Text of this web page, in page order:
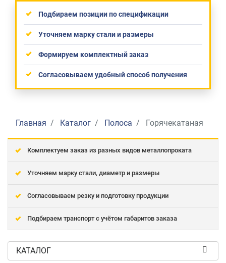
Подбираем позиции по спецификации
Уточняем марку стали и размеры
Формируем комплектный заказ
Согласовываем удобный способ получения
Главная Каталог Полоса Горячекатаная
Комплектуем заказ из разных видов металлопроката
Уточняем марку стали, диаметр и размеры
Согласовываем резку и подготовку продукции
Подбираем транспорт с учётом габаритов заказа
КАТАЛОГ